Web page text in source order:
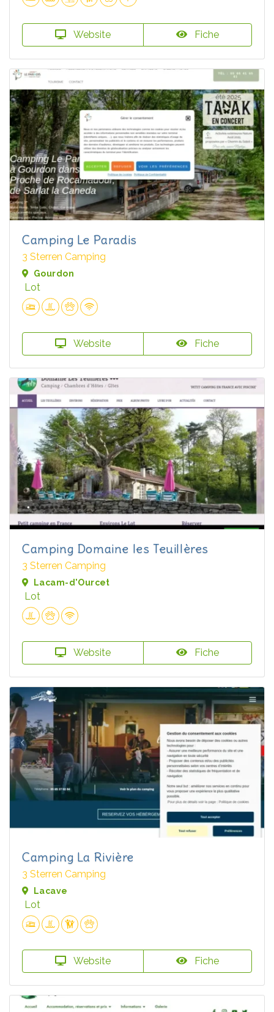
Website Fiche
Camping Le Paradis
3 Sterren Camping
Gourdon
Lot
Website Fiche
Camping Domaine les Teuillères
3 Sterren Camping
Lacam-d'Ourcet
Lot
Website Fiche
Camping La Rivière
3 Sterren Camping
Lacave
Lot
Website Fiche